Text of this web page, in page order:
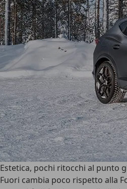
Estetica, pochi ritocchi al punto
Fuori cambia poco rispetto alla